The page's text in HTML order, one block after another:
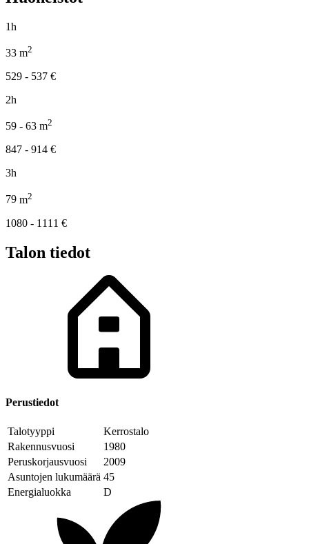
1h
33 m2
529 - 537 €
2h
59 - 63 m2
847 - 914 €
3h
79 m2
1080 - 1111 €
Talon tiedot
Perustiedot
Talotyyppi
Kerrostalo
Rakennusvuosi
1980
Peruskorjausvuosi
2009
Asuntojen lukumäärä 45
Energialuokka
D